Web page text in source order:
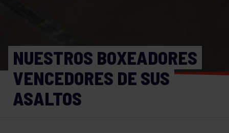
NUESTROS BOXEADORES
VENCEDORES DE SUS
ASALTOS